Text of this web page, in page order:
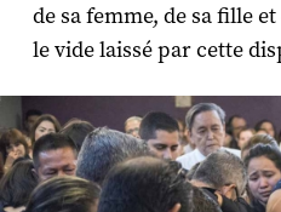
de sa femme, de sa fille
le vide laissé par cette